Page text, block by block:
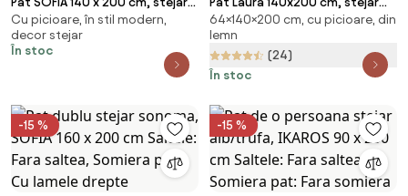
artisan Saltele: Fara saltea,
Somiera pat: Fara somiera
Cu picioare, în stil modern,
decor stejar
În stoc
Saltele: Fara saltea, Somiera
pat: Cu lamele drepte
64×140×200 cm, cu picioare, din
lemn
(24)
În stoc
-15 % -15 %